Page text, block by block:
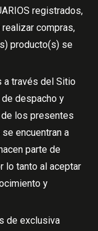
registrados,
compras,
producto(s) se
a través del Sitio
despacho y
los presentes
encuentran a
parte de
lo tanto al aceptar
y
de exclusiva